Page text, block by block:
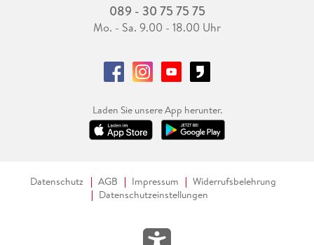
ausmacht und warum für die Organisation des Familienlebens ein
Interview mal kurz pausiert.
In der Remix-Kultur findet Martin Gore die Möglichkeit, mit
anderen Perspektiven auf die Tracks zu blicken.
Memento Mori 255
Warum der Schock nach Andy Fletchers Tod zu zumindest einer
guten Sache führte, warum der Ausstieg von Vince Clarke 1981
der Ukraine Martin Gore besonders mitnimmt.
Anhang: Diskografie, Videografie, Tourografie 269
089 - 30 75 75 75
Mo. - Sa. 9.00 - 18.00 Uhr
Laden Sie unsere App herunter.
Datenschutz AGB Impressum
Widerrufsbelehrung
Datenschutzeinstellungen